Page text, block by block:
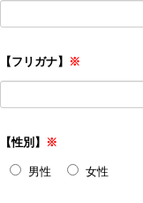
【フリガナ】 ※
【性別】 ※
男性 女性